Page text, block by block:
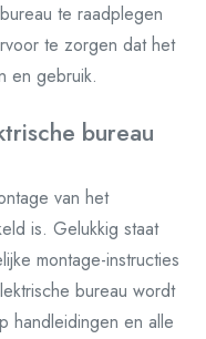
te raadplegen
te zorgen dat het
en gebruik.
bureau
van het
is. Gelukkig staat
montage-instructies
bureau wordt
handleidingen en alle